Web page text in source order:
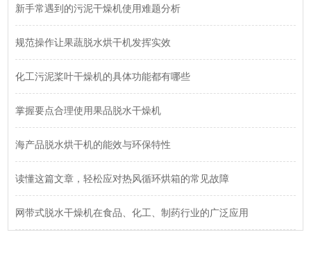
新手常遇到的污泥干燥机使用难题分析
规范操作让果蔬脱水烘干机发挥实效
化工污泥桨叶干燥机的具体功能都有哪些
掌握要点合理使用果品脱水干燥机
海产品脱水烘干机的能效与环保特性
读懂这篇文章，轻松应对热风循环烘箱的常见故障
网带式脱水干燥机在食品、化工、制药行业的广泛应用